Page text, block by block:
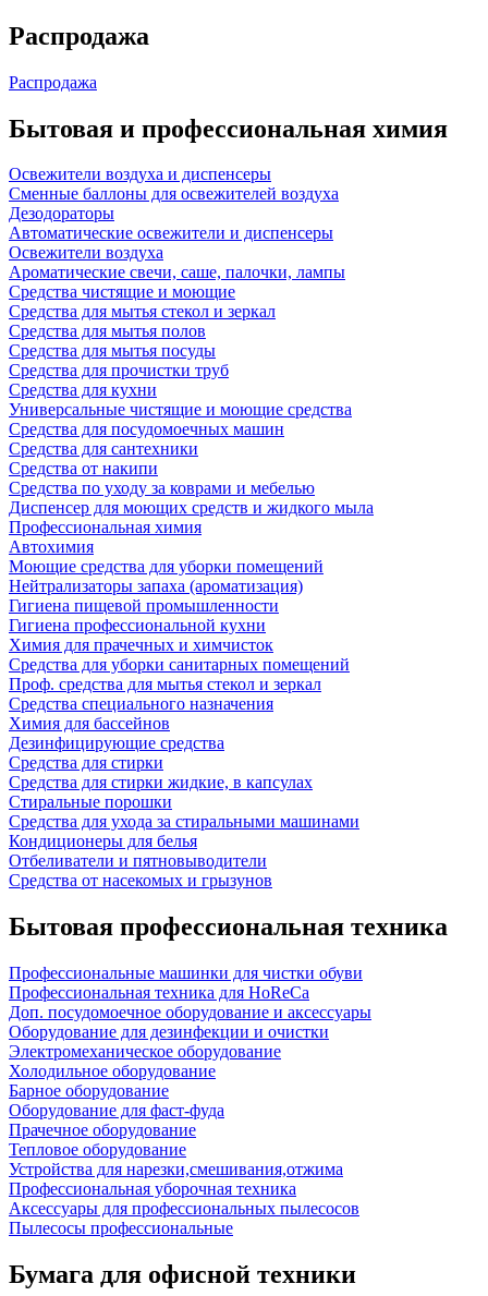
Распродажа
Распродажа
Бытовая и профессиональная химия
Освежители воздуха и диспенсеры
Сменные баллоны для освежителей воздуха
Дезодораторы
Автоматические освежители и диспенсеры
Освежители воздуха
Ароматические свечи, саше, палочки, лампы
Средства чистящие и моющие
Средства для мытья стекол и зеркал
Средства для мытья полов
Средства для мытья посуды
Средства для прочистки труб
Средства для кухни
Универсальные чистящие и моющие средства
Средства для посудомоечных машин
Средства для сантехники
Средства от накипи
Средства по уходу за коврами и мебелью
Диспенсер для моющих средств и жидкого мыла
Профессиональная химия
Автохимия
Моющие средства для уборки помещений
Нейтрализаторы запаха (ароматизация)
Гигиена пищевой промышленности
Гигиена профессиональной кухни
Химия для прачечных и химчисток
Средства для уборки санитарных помещений
Проф. средства для мытья стекол и зеркал
Средства специального назначения
Химия для бассейнов
Дезинфицирующие средства
Средства для стирки
Средства для стирки жидкие, в капсулах
Стиральные порошки
Средства для ухода за стиральными машинами
Кондиционеры для белья
Отбеливатели и пятновыводители
Средства от насекомых и грызунов
Бытовая профессиональная техника
Профессиональные машинки для чистки обуви
Профессиональная техника для HoReCa
Доп. посудомоечное оборудование и аксессуары
Оборудование для дезинфекции и очистки
Электромеханическое оборудование
Холодильное оборудование
Барное оборудование
Оборудование для фаст-фуда
Прачечное оборудование
Тепловое оборудование
Устройства для нарезки,смешивания,отжима
Профессиональная уборочная техника
Аксессуары для профессиональных пылесосов
Пылесосы профессиональные
Бумага для офисной техники